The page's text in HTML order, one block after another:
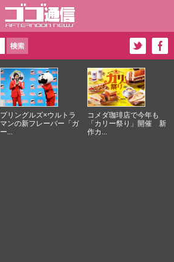
プリングルズ×ウルトラ
マンの新フレーバー「ガ
ー...
コメダ珈琲店で今年も
「カリー祭り」開催 新
作カ...